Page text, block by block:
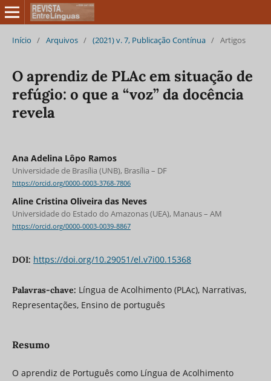
Início / Arquivos / (2021) v. 7, Publicação Contínua / Artigos
O aprendiz de PLAc em situação de
refúgio: o que a “voz” da docência
revela
Ana Adelina Lôpo Ramos
Universidade de Brasília (UNB), Brasília – DF
https://orcid.org/0000-0003-3768-7806
Aline Cristina Oliveira das Neves
Universidade do Estado do Amazonas (UEA), Manaus – AM
https://orcid.org/0000-0003-0039-8867
DOI: https://doi.org/10.29051/el.v7i00.15368
Palavras-chave: Língua de Acolhimento (PLAc), Narrativas,
Representações, Ensino de português
Resumo
O aprendiz de Português como Língua de Acolhimento